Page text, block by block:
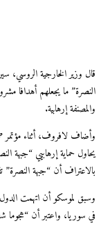
قال وزير الخارجية الروسي،
النصرة” ما يجعلهم أهدافا
والمصنفة إرهابية.
وأضاف لافروف، أثناء مؤتمر
يحاول حماية إرهابيي “جبهة
بالاعتراف أن “جبهة النصرة”
وسبق لموسكو أن اتهمت الدول
في سوريا، واعتبر أن